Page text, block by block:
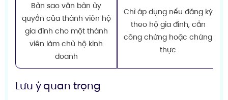
Bản sao văn bản ủy
quyền của thành viên hộ
gia đình cho một thành
viên làm chủ hộ kinh
doanh
Chỉ áp dụng nếu đăng ký
theo hộ gia đình, cần
công chứng hoặc chứng
thực
Lưu ý quan trọng